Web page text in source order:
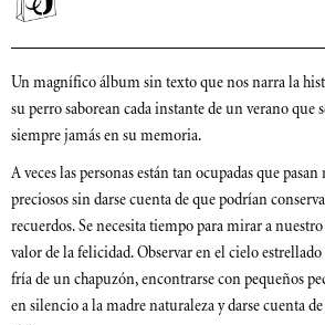
Un magnífico álbum sin texto que nos narra la
su perro saborean cada instante de un verano que
siempre jamás en su memoria.
A veces las personas están tan ocupadas que
preciosos sin darse cuenta de que podrían
recuerdos. Se necesita tiempo para mirar a
valor de la felicidad. Observar en el cielo estrellado
fría de un chapuzón, encontrarse con pequeños
en silencio a la madre naturaleza y darse cuenta